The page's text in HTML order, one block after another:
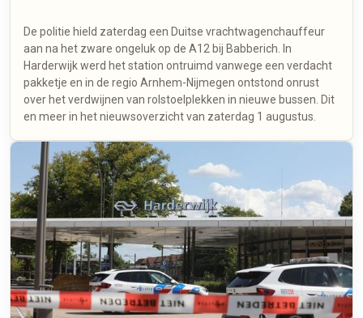
De politie hield zaterdag een Duitse vrachtwagenchauffeur
aan na het zware ongeluk op de A12 bij Babberich. In
Harderwijk werd het station ontruimd vanwege een verdacht
pakketje en in de regio Arnhem-Nijmegen ontstond onrust
over het verdwijnen van rolstoelplekken in nieuwe bussen. Dit
en meer in het nieuwsoverzicht van zaterdag 1 augustus.